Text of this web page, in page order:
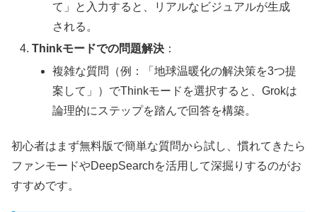
て」と入力すると、リアルなビジュアルが生成
される。
Thinkモードでの問題解決 ：
複雑な質問（例：「地球温暖化の解決策を3つ提
案して」）でThinkモードを選択すると、Grokは
論理的にステップを踏んで回答を構築。
初心者はまず無料版で簡単な質問から試し、慣れてきたら
ファンモードやDeepSearchを活用して深掘りするのがお
すすめです。